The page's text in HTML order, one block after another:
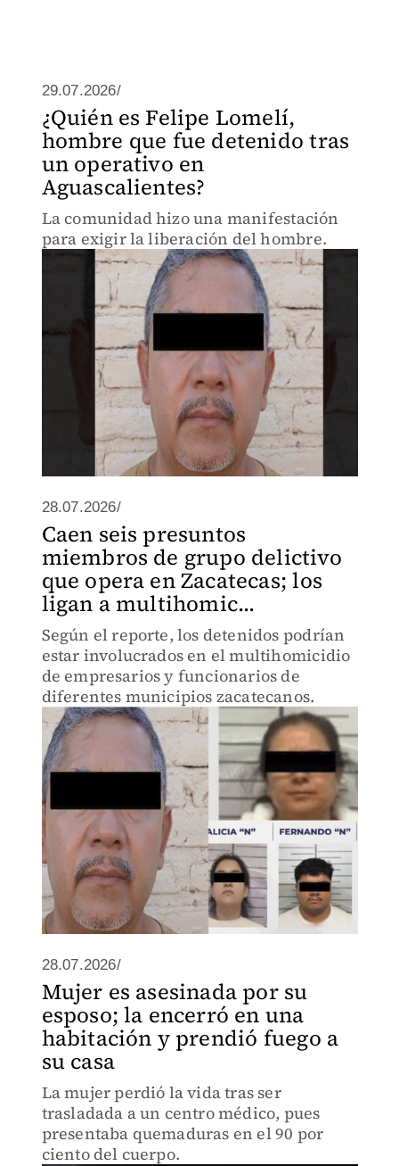
29.07.2026/
¿Quién es Felipe Lomelí,
hombre que fue detenido tras
un operativo en
Aguascalientes?
La comunidad hizo una manifestación
para exigir la liberación del hombre.
28.07.2026/
Caen seis presuntos
miembros de grupo delictivo
que opera en Zacatecas; los
ligan a multihomic...
Según el reporte, los detenidos podrían
estar involucrados en el multihomicidio
de empresarios y funcionarios de
diferentes municipios zacatecanos.
28.07.2026/
Mujer es asesinada por su
esposo; la encerró en una
habitación y prendió fuego a
su casa
La mujer perdió la vida tras ser
trasladada a un centro médico, pues
presentaba quemaduras en el 90 por
ciento del cuerpo.